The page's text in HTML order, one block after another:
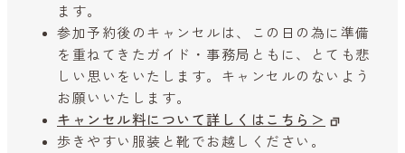
ます。
参加予約後のキャンセルは、この日の為に準備
を重ねてきたガイド・事務局ともに、とても悲
しい思いをいたします。キャンセルのないよう
お願いいたします。
キャンセル料について詳しくはこちら＞
歩きやすい服装と靴でお越しください。